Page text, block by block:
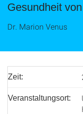
Gesundheit
Dr. Marion Venus
Zeit:
Veranstaltungsort: